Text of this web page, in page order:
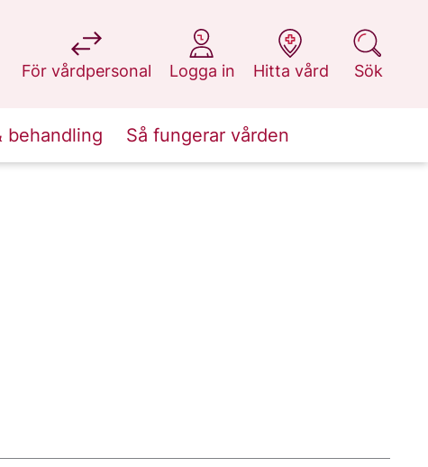
För vårdpersonal
på 1177.se
Logga in
på 1177.se
Hitta vård
på 1177.se
Sök
på 1177.se
behandling Så fungerar vården